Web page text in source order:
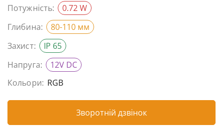
Потужність:
0.72 W
Глибина:
80-110 мм
Захист:
IP 65
Напруга:
12V DC
Кольори: RGB
Зворотній дзвінок